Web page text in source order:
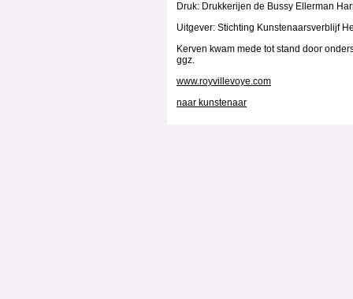
Druk: Drukkerijen de Bussy Ellerman
Uitgever: Stichting Kunstenaarsverblijf
Kerven kwam mede tot stand door
ggz.
www.royvillevoye.com
naar kunstenaar